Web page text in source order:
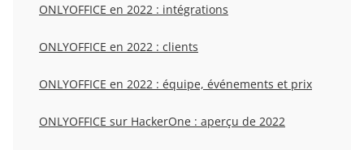
ONLYOFFICE en 2022 : intégrations
ONLYOFFICE en 2022 : clients
ONLYOFFICE en 2022 : équipe, événements et prix
ONLYOFFICE sur HackerOne : aperçu de 2022